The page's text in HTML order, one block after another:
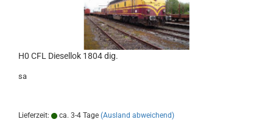
H0 CFL Diesellok 1804 dig.
sa
Lieferzeit: ca. 3-4 Tage (Ausland abweichend)